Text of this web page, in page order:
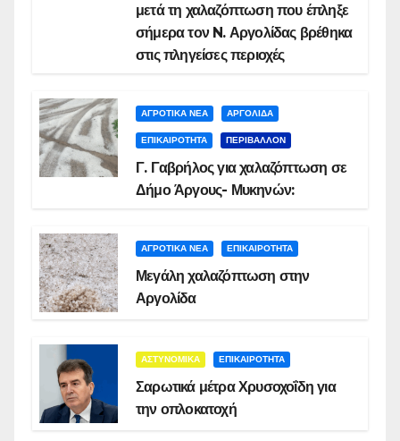
μετά τη χαλαζόπτωση που έπληξε
σήμερα τον N. Αργολίδας βρέθηκα
στις πληγείσες περιοχές
ΑΓΡΟΤΙΚΑ ΝΕΑ ΑΡΓΟΛΙΔΑ
ΕΠΙΚΑΙΡΟΤΗΤΑ ΠΕΡΙΒΑΛΛΟΝ
Γ. Γαβρήλος για χαλαζόπτωση σε
Δήμο Άργους- Μυκηνών:
ΑΓΡΟΤΙΚΑ ΝΕΑ ΕΠΙΚΑΙΡΟΤΗΤΑ
Μεγάλη χαλαζόπτωση στην
Αργολίδα
ΑΣΤΥΝΟΜΙΚΑ ΕΠΙΚΑΙΡΟΤΗΤΑ
Σαρωτικά μέτρα Χρυσοχοΐδη για
την οπλοκατοχή